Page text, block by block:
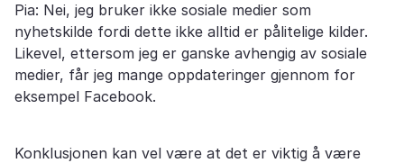
Pia: Nei, jeg bruker ikke sosiale medier som
nyhetskilde fordi dette ikke alltid er pålitelige kilder.
Likevel, ettersom jeg er ganske avhengig av sosiale
medier, får jeg mange oppdateringer gjennom for
eksempel Facebook.
Konklusjonen kan vel være at det er viktig å være